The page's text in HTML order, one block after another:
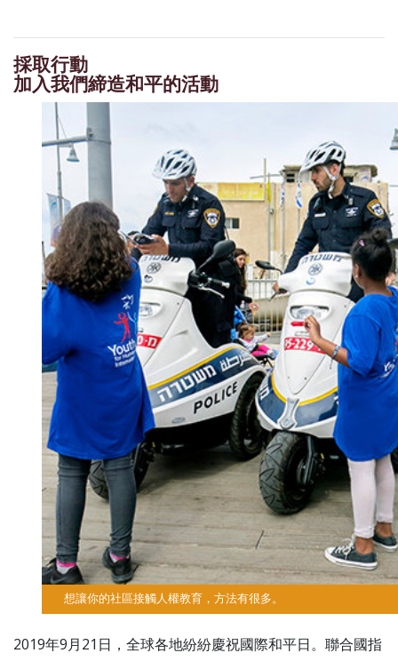
採取行動
加入我們締造和平的活動
想讓你的社區接觸人權教育，方法有很多。
2019年9月21日，全球各地紛紛慶祝國際和平日。聯合國指